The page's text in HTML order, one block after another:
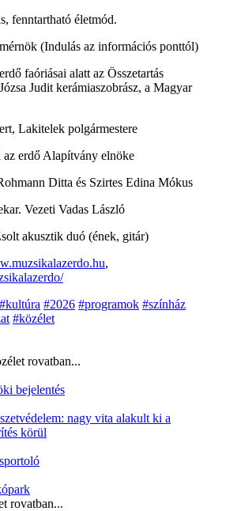
fenntartható életmód.
(Indulás az információs ponttól)
faóriásai alatt az Összetartás
Judit kerámiaszobrász, a Magyar
Lakitelek polgármestere
erdő Alapítvány elnöke
Ditta és Szirtes Edina Mókus
Vezeti Vadas László
akusztik duó (ének, gitár)
,
#kultúra #2026 #programok #színház
#közélet
rovatban...
bejelentés
nagy vita alakult ki a
körül
rovatban...